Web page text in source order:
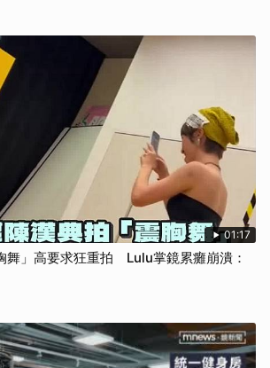
01:17
舞」高要求狂重拍 Lulu掌鏡累癱崩潰：